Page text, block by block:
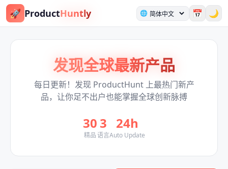
🚀 ProductHuntly 🌐 📅 🌙
发现全球最新产品
每日更新！发现 ProductHunt 上最热门新产
品，让你足不出户也能掌握全球创新脉搏
30
精品
3
语言
24h
Auto Update